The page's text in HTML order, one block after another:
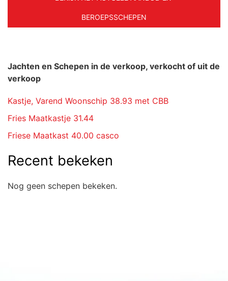
BEROEPSSCHEPEN
Jachten en Schepen in de verkoop, verkocht of uit de
verkoop
Kastje, Varend Woonschip 38.93 met CBB
Fries Maatkastje 31.44
Friese Maatkast 40.00 casco
Recent bekeken
Nog geen schepen bekeken.